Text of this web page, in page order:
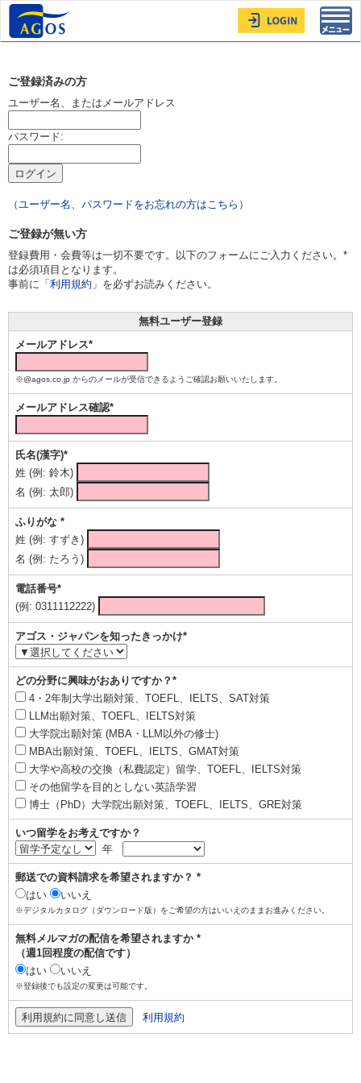
ご登録済みの方
ユーザー名、またはメールアドレス
パスワード:
（ユーザー名、パスワードをお忘れの方はこちら ）
ご登録が無い方
登録費用・会費等は一切不要です。以下のフォームにご入力ください。*
は必須項目となります。
事前に「 利用規約 」を必ずお読みください。
無料ユーザー登録
メールアドレス*
※@agos.co.jp からのメールが受信できるようご確認お願いいたします。
メールアドレス確認*
氏名(漢字)*
姓 (例: 鈴木)
名 (例: 太郎)
ふりがな *
姓 (例: すずき)
名 (例: たろう)
電話番号*
(例: 0311112222)
アゴス・ジャパンを知ったきっかけ*
どの分野に興味がおありですか？*
4・2年制大学出願対策、TOEFL、IELTS、SAT対策
LLM出願対策、TOEFL、IELTS対策
大学院出願対策 (MBA・LLM以外の修士)
MBA出願対策、TOEFL、IELTS、GMAT対策
大学や高校の交換（私費認定）留学、TOEFL、IELTS対策
その他留学を目的としない英語学習
博士（PhD）大学院出願対策、TOEFL、IELTS、GRE対策
いつ留学をお考えですか？
年
郵送での資料請求を希望されますか？ *
はい
いいえ
※デジタルカタログ（ダウンロード版）をご希望の方はいいえのままお進みください。
無料メルマガの配信を希望されますか *
（週1回程度の配信です）
はい
いいえ
※登録後でも設定の変更は可能です。
利用規約